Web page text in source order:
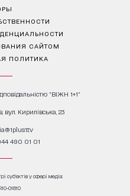
САЙТОМ
ПОЛИТИКА
"ВІЖН 1+1"
вул. Кирилівська, 23
490 01 01
суб’єктів у сфері медіа:
01810